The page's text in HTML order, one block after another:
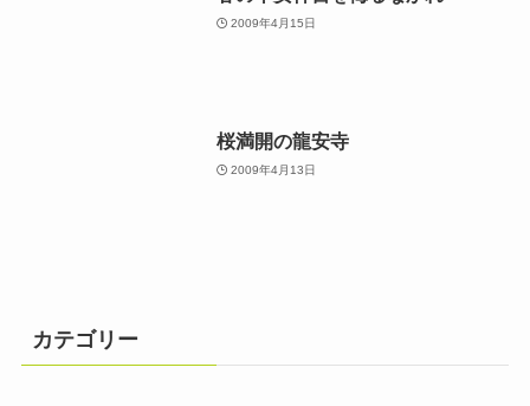
2009年4月15日
桜満開の龍安寺
2009年4月13日
カテゴリー